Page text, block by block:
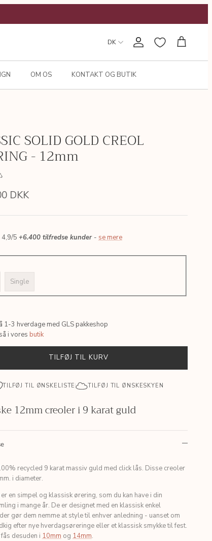
DK Konto Kurv
OM OS KONTAKT OG BUTIK
SOLID GOLD CREOL
- 12mm
DKK
5 +6.400 tilfredse kunder - se mere
Single
1-3 hverdage med GLS pakkeshop
i vores butik
TILFØJ TIL KURV
TILFØJ TIL ØNSKELISTE TILFØJ TIL ØNSKESKYEN
12mm creoler i 9 karat guld
recycled 9 karat massiv guld med click lås. Disse creoler
i diameter.
en simpel og klassisk ørering, som du kan have i din
i mange år. De er designet med en klassisk enkel
gør dem nemme at style til enhver anledning - uanset om
efter nye hverdagsøreringe eller et klassisk smykke til fest.
desuden i 10mm og 14mm.